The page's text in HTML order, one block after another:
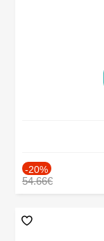
-20%
54.66€